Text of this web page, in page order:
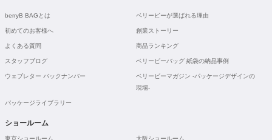
berryB BAGとは ベリービーが選ばれる理由
初めてのお客様へ 創業ストーリー
よくある質問 商品ランキング
スタッフブログ ベリービーバッグ 紙袋の納品事例
ウェブレター バックナンバー
ベリービーマガジン -パッケージデザインの
現場-
パッケージライブラリー
ショールーム
東京ショールーム 大阪ショールーム